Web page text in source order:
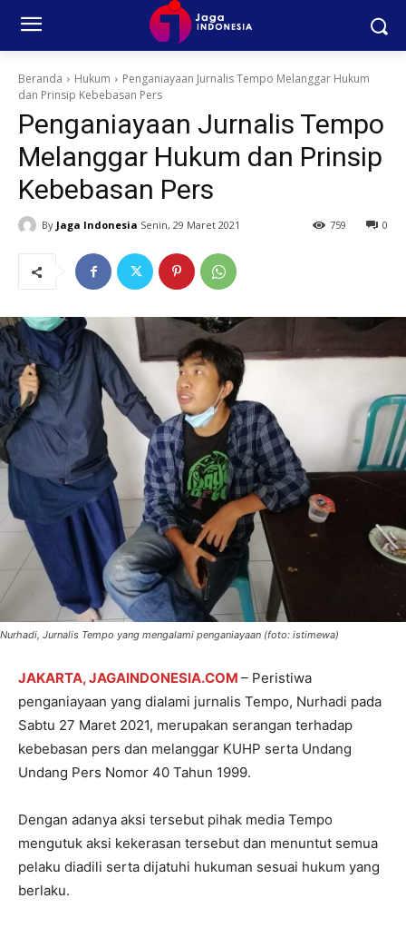
Beranda Hukum
Penganiayaan Jurnalis Tempo Melanggar Hukum
dan Prinsip Kebebasan Pers
Penganiayaan Jurnalis Tempo
Melanggar Hukum dan Prinsip
Kebebasan Pers
By Jaga Indonesia Senin, 29 Maret 2021 0
759
Nurhadi, Jurnalis Tempo yang mengalami penganiayaan (foto: istimewa)
JAKARTA, JAGAINDONESIA.COM – Peristiwa
penganiayaan yang dialami jurnalis Tempo, Nurhadi pada
Sabtu 27 Maret 2021, merupakan serangan terhadap
kebebasan pers dan melanggar KUHP serta Undang
Undang Pers Nomor 40 Tahun 1999.
Dengan adanya aksi tersebut pihak media Tempo
mengutuk aksi kekerasan tersebut dan menuntut semua
pelaku diadili serta dijatuhi hukuman sesuai hukum yang
berlaku.